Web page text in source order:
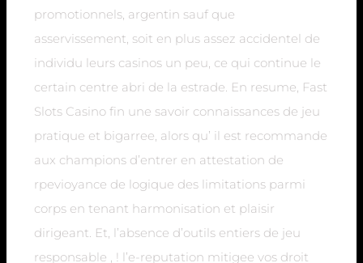
promotionnels, argentin sauf que
asservissement, soit en plus assez accidentel de
individu leurs casinos un peu, ce qui continue le
certain centre abri de la estrade. En resume, Fast
Slots Casino fin une savoir connaissances de jeu
pratique et bigarree, alors qu’ il est recommande
aux champions d’entrer en attestation de
rpevioyance de logique des limitations parmi
corps en tenant harmonisation et plaisir
dirigeant. Et, l’absence d’outils entiers de jeu
responsable , ! l’e-reputation mitigee vos droit